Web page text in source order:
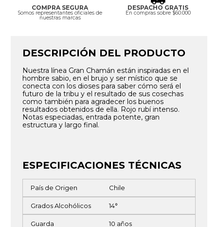
COMPRA SEGURA
Somos representantes oficiales de
nuestras marcas
DESPACHO GRATIS
En compras sobre $60.000
DESCRIPCIÓN DEL PRODUCTO
Nuestra línea Gran Chamán están inspiradas en el
hombre sabio, en el brujo y ser místico que se
conecta con los dioses para saber cómo será el
futuro de la tribu y el resultado de sus cosechas
como también para agradecer los buenos
resultados obtenidos de ella. Rojo rubí intenso.
Notas especiadas, entrada potente, gran
estructura y largo final.
ESPECIFICACIONES TÉCNICAS
País de Origen Chile
Grados Alcohólicos 14°
Guarda 10 años